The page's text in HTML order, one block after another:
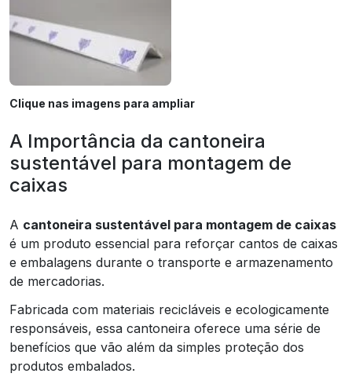
Clique nas imagens para ampliar
A Importância da cantoneira
sustentável para montagem de
caixas
A cantoneira sustentável para montagem de caixas
é um produto essencial para reforçar cantos de caixas
e embalagens durante o transporte e armazenamento
de mercadorias.
Fabricada com materiais recicláveis e ecologicamente
responsáveis, essa cantoneira oferece uma série de
benefícios que vão além da simples proteção dos
produtos embalados.